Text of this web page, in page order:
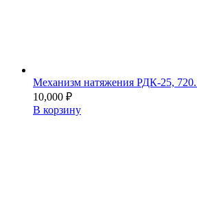
Механизм натяжения РДК-25,
10,000 ₽
В корзину